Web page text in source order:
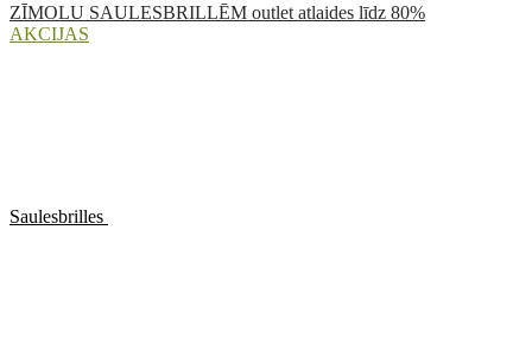
ZĪMOLU SAULESBRILLĒM outlet atlaides līdz 80%
AKCIJAS
Saulesbrilles